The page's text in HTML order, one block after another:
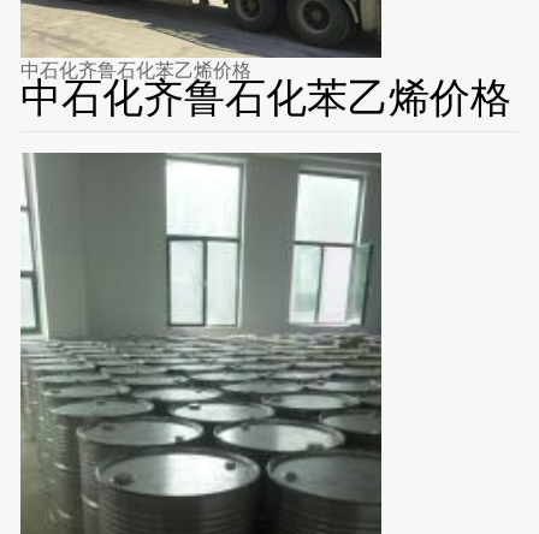
中石化齐鲁石化苯乙烯价格
中石化齐鲁石化苯乙烯价格